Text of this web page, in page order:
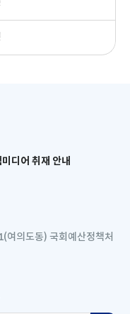
미디어 취재 안내
여의도동) 국회예산정책처